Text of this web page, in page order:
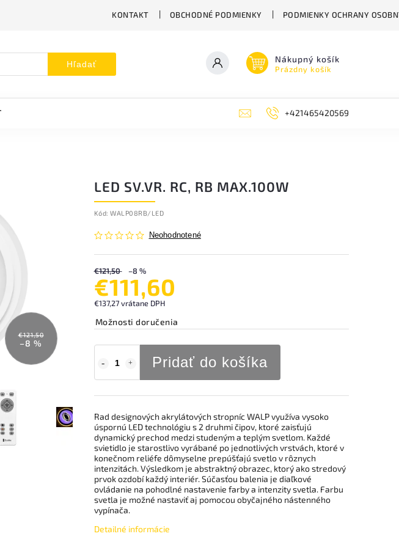
KONTAKT OBCHODNÉ PODMIENKY PODMIENKY OCHRANY
Hľadať Nákupný košík
Prázdny košík
+421465420569
€121,50
–8 %
LED SV.VR. RC, RB MAX.100W
Kód: WALP08RB/LED
Neohodnotené
€121,50 –8 %
€111,60
€137,27 vrátane DPH
Možnosti doručenia
Pridať do košíka
Rad designových akrylátových stropníc WALP využíva vysoko
úspornú LED technológiu s 2 druhmi čipov, ktoré zaisťujú
dynamický prechod medzi studeným a teplým svetlom. Každé
svietidlo je starostlivo vyrábané po jednotlivých vrstvách, ktoré v
konečnom reliéfe dômyselne prepúšťajú svetlo v rôznych
intenzitách. Výsledkom je abstraktný obrazec, ktorý ako stredový
prvok ozdobí každý interiér. Súčasťou balenia je diaľkové
ovládanie na pohodlné nastavenie farby a intenzity svetla. Farbu
svetla je možné nastaviť aj pomocou obyčajného nástenného
vypínača.
Detailné informácie